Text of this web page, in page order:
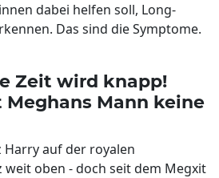
dabei helfen soll, Long-
Das sind die Symptome.
Zeit wird knapp!
Meghans Mann keine
Harry auf der royalen
weit oben - doch seit dem Megxit